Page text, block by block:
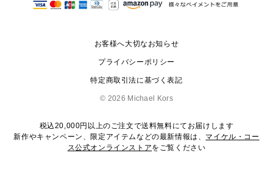
スニーカー
▶ ウェア
サイズ交換はできますか？
会社概要
お客様へ大切なお知らせ
プライバシーポリシー
特定商取引法に基づく表記
© 2026 Michael Kors
税込20,000円以上のご注文で送料無料にてお届けします
新作やキャンペーン、限定アイテムなどの最新情報は、 マイケル・コー
ス公式オンラインストアをご覧ください